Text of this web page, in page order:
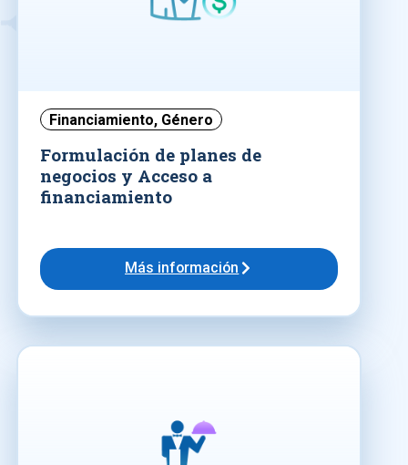
Financiamiento, Género
Formulación de planes de
negocios y Acceso a
financiamiento
Más información